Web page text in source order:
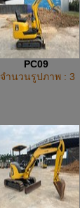
PC09
จำนวนรูปภาพ : 3